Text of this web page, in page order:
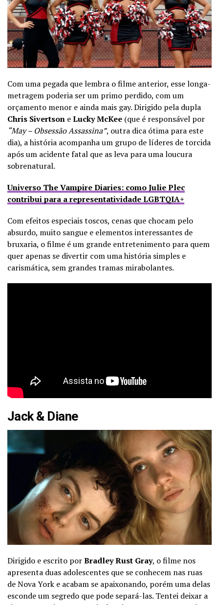
Com uma pegada que lembra o filme anterior, esse longa-
metragem poderia ser um primo perdido, com um
orçamento menor e ainda mais gay. Dirigido pela dupla
Chris Sivertson eLucky McKee (que é responsável por
“May – Obsessão Assassina”, outra dica ótima para este
dia), a história acompanha um grupo de líderes de torcida
após um acidente fatal que as leva para uma loucura
sobrenatural.
Universo The Vampire Diaries: como Julie Plec
contribui para a representatividade LGBTQIA+
Com efeitos especiais toscos, cenas que chocam pelo
absurdo, muito sangue e elementos interessantes de
bruxaria, o filme é um grande entretenimento para quem
quer apenas se divertir com uma história simples e
carismática, sem grandes tramas mirabolantes.
Jack & Diane
Dirigido e escrito porBradley Rust Gray, o filme nos
apresenta duas adolescentes que se conhecem nas ruas
de Nova York e acabam se apaixonando, porém uma delas
esconde um segredo que pode separá-las. Tentei deixar a